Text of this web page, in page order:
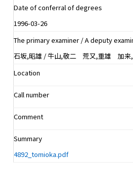
Date of conferral of degrees
1996-03-26
The primary examiner / A deputy
石坂,昭雄 / 牛山,敬二 荒又,重雄 加
Location
Call number
Comment
Summary
4892_tomioka.pdf